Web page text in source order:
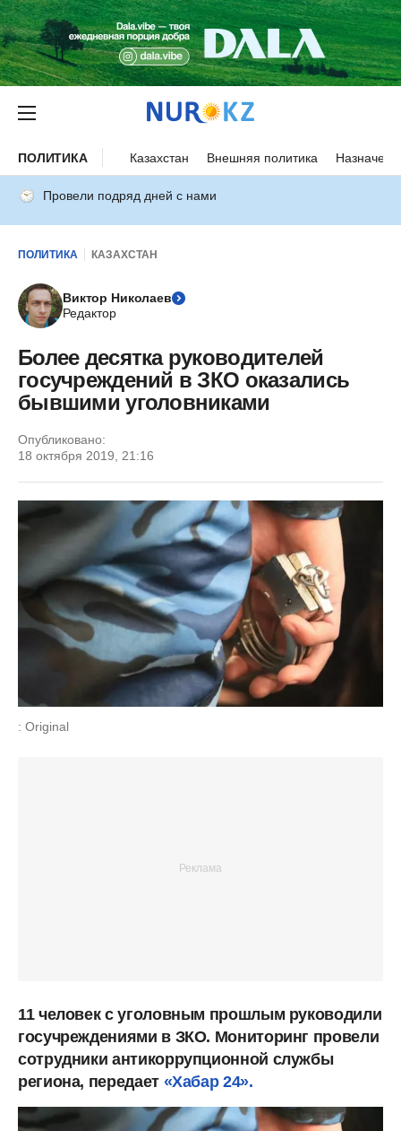
ПОЛИТИКА Казахстан Внешняя политика
Провели подряд дней с нами
ПОЛИТИКА КАЗАХСТАН
Виктор Николаев
Редактор
Более десятка руководителей
госучреждений в ЗКО оказались
бывшими уголовниками
Опубликовано:
18 октября 2019, 21:16
: Original
11 человек с уголовным прошлым руководили
госучреждениями в ЗКО. Мониторинг провели
сотрудники антикоррупционной службы
региона, передает «Хабар 24».